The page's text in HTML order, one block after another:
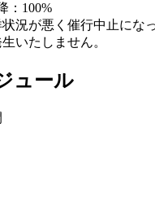
：100%
況が悪く催行中止にな
いたしません。
ュール